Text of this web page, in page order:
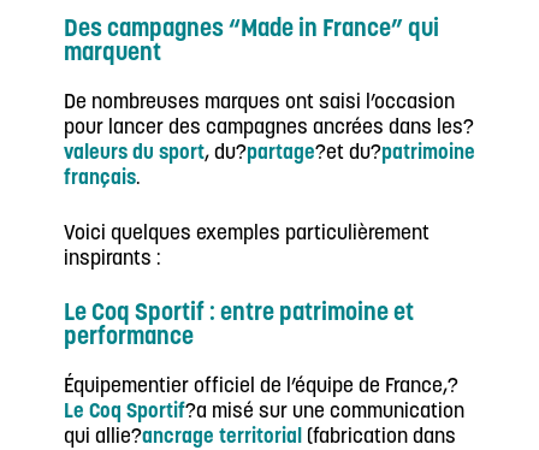
Des campagnes “Made in France” qui
marquent
De nombreuses marques ont saisi l’occasion
pour lancer des campagnes ancrées dans les?
valeurs du sport, du?partage?et du?patrimoine
français.
Voici quelques exemples particulièrement
inspirants :
Le Coq Sportif : entre patrimoine et
performance
Équipementier officiel de l’équipe de France,?
Le Coq Sportif?a misé sur une communication
qui allie?ancrage territorial (fabrication dans